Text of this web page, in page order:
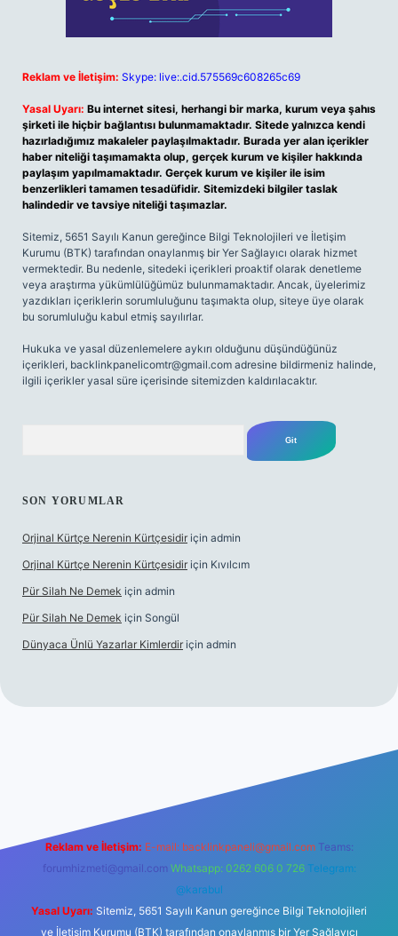
Reklam ve İletişim: Skype: live:.cid.575569c608265c69
Yasal Uyarı: Bu internet sitesi, herhangi bir marka, kurum veya şahıs
şirketi ile hiçbir bağlantısı bulunmamaktadır. Sitede yalnızca kendi
hazırladığımız makaleler paylaşılmaktadır. Burada yer alan içerikler
haber niteliği taşımamakta olup, gerçek kurum ve kişiler hakkında
paylaşım yapılmamaktadır. Gerçek kurum ve kişiler ile isim
benzerlikleri tamamen tesadüfidir. Sitemizdeki bilgiler taslak
halindedir ve tavsiye niteliği taşımazlar.
Sitemiz, 5651 Sayılı Kanun gereğince Bilgi Teknolojileri ve İletişim
Kurumu (BTK) tarafından onaylanmış bir Yer Sağlayıcı olarak hizmet
vermektedir. Bu nedenle, sitedeki içerikleri proaktif olarak denetleme
veya araştırma yükümlülüğümüz bulunmamaktadır. Ancak, üyelerimiz
yazdıkları içeriklerin sorumluluğunu taşımakta olup, siteye üye olarak
bu sorumluluğu kabul etmiş sayılırlar.
Hukuka ve yasal düzenlemelere aykırı olduğunu düşündüğünüz
içerikleri, backlinkpanelicomtr@gmail.com adresine bildirmeniz halinde,
ilgili içerikler yasal süre içerisinde sitemizden kaldırılacaktır.
SON YORUMLAR
Orjinal Kürtçe Nerenin Kürtçesidir için admin
Orjinal Kürtçe Nerenin Kürtçesidir için Kıvılcım
Pür Silah Ne Demek için admin
Pür Silah Ne Demek için Songül
Dünyaca Ünlü Yazarlar Kimlerdir için admin
Reklam ve İletişim: E-mail: backlinkpaneli@gmail.com Teams:
forumhizmeti@gmail.com Whatsapp: 0262 606 0 726 Telegram:
@karabul
Yasal Uyarı: Sitemiz, 5651 Sayılı Kanun gereğince Bilgi Teknolojileri
ve İletişim Kurumu (BTK) tarafından onaylanmış bir Yer Sağlayıcı